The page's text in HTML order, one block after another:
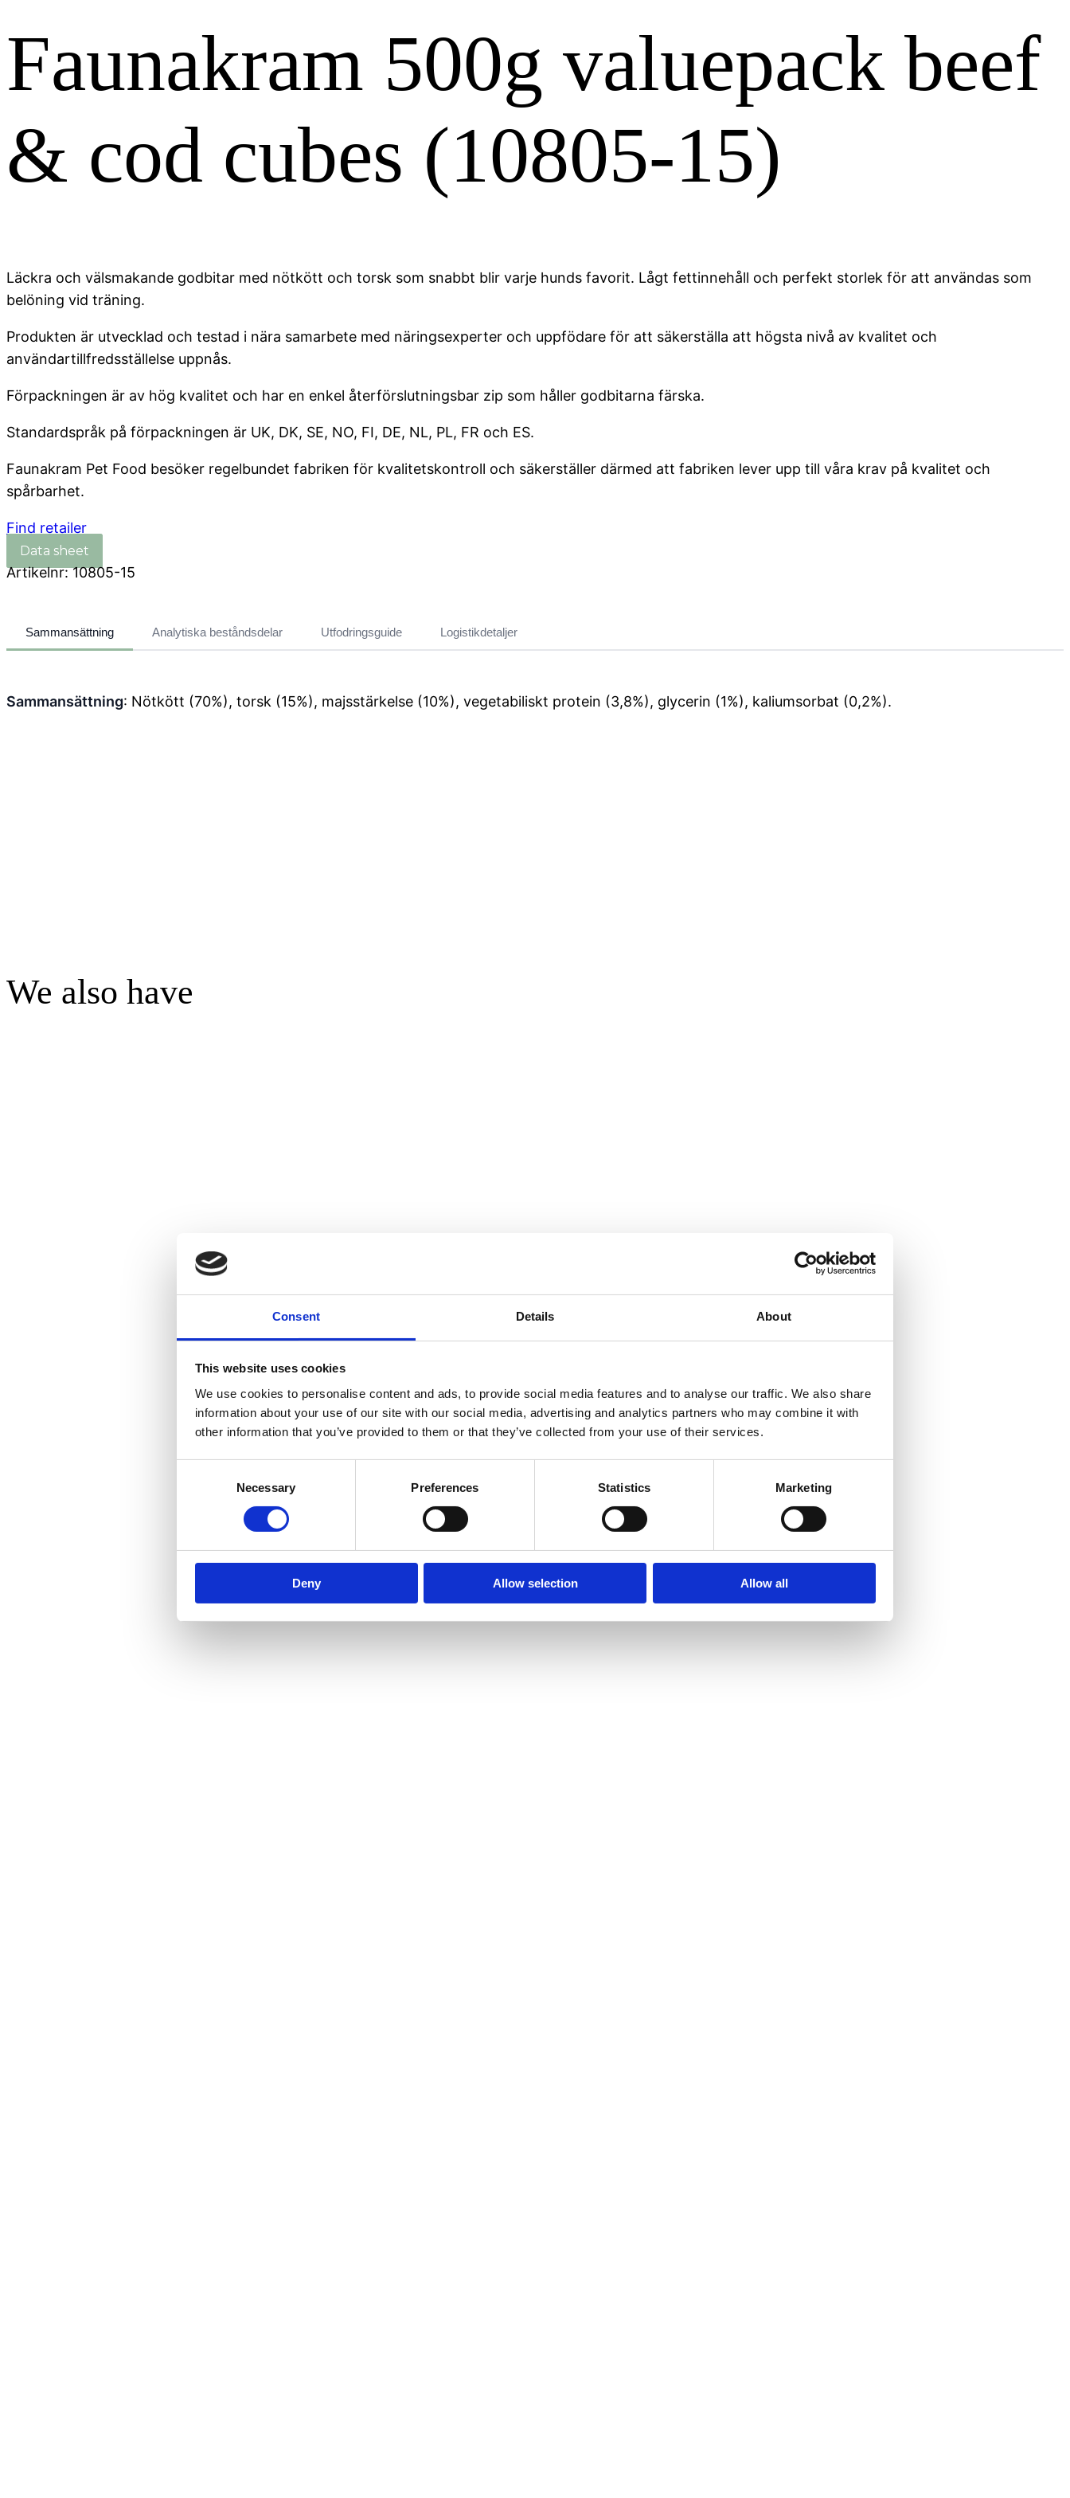
Consent Details About
This website uses cookies
We use cookies to personalise content and ads, to provide social media features and to analyse our traffic. We also share
information about your use of our site with our social media, advertising and analytics partners who may combine it with
other information that you’ve provided to them or that they’ve collected from your use of their services.
Necessary Preferences Statistics Marketing
Deny Allow selection Allow all
Faunakram 500g valuepack beef
& cod cubes (10805-15)
Läckra och välsmakande godbitar med nötkött och torsk som snabbt blir varje hunds favorit. Lågt fettinnehåll och perfekt storlek för att användas som
belöning vid träning.
Produkten är utvecklad och testad i nära samarbete med näringsexperter och uppfödare för att säkerställa att högsta nivå av kvalitet och
användartillfredsställelse uppnås.
Förpackningen är av hög kvalitet och har en enkel återförslutningsbar zip som håller godbitarna färska.
Standardspråk på förpackningen är UK, DK, SE, NO, FI, DE, NL, PL, FR och ES.
Faunakram Pet Food besöker regelbundet fabriken för kvalitetskontroll och säkerställer därmed att fabriken lever upp till våra krav på kvalitet och
spårbarhet.
Find retailer
Artikelnr:10805-15
Sammansättning Analytiska beståndsdelar Utfodringsguide Logistikdetaljer
Sammansättning: Nötkött (70%), torsk (15%), majsstärkelse (10%), vegetabiliskt protein (3,8%), glycerin (1%), kaliumsorbat (0,2%).
We also have